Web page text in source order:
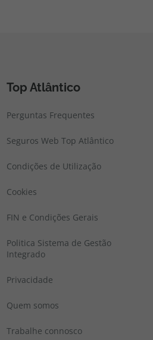
Top Atlântico
Perguntas Frequentes
Seguros Web Top Atlântico
Condições de Utilização
Cookies
FIN e Condições Gerais
Politica Sistema de Gestão
Integrado
Privacidade
Quem somos
Trabalhe connosco